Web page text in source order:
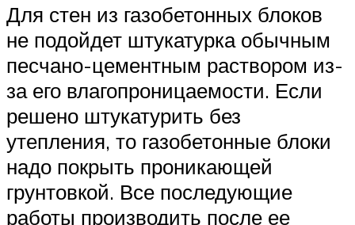
Для стен из газобетонных блоков
не подойдет штукатурка обычным
песчано-цементным раствором из-
за его влагопроницаемости. Если
решено штукатурить без
утепления, то газобетонные блоки
надо покрыть проникающей
грунтовкой. Все последующие
работы производить после ее